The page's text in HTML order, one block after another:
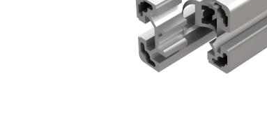
Алюминиевые промышленные
Алюминиевая промышленная